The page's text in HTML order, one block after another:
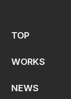
TOP
WORKS
NEWS